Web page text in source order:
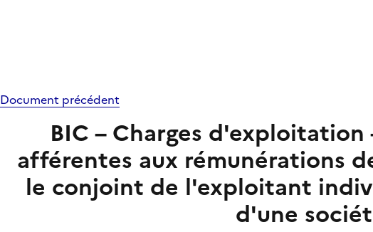
Document précédent
BIC – Charges d'exploitation
afférentes aux rémunérations
le conjoint de l'exploitant
d'une